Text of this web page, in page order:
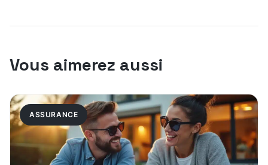
Vous aimerez aussi
ASSURANCE